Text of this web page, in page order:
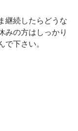
継続したらどうな
みの方はしっかり
下さい。